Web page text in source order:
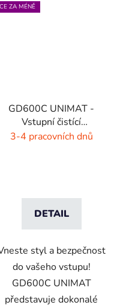
ZA MÉNĚ
GD600C UNIMAT -
Vstupní čistící
jednobarevná rohož -
3-4 pracovních dnů
DETAIL
styl a bezpečnost
do vašeho vstupu!
GD600C UNIMAT
představuje dokonalé